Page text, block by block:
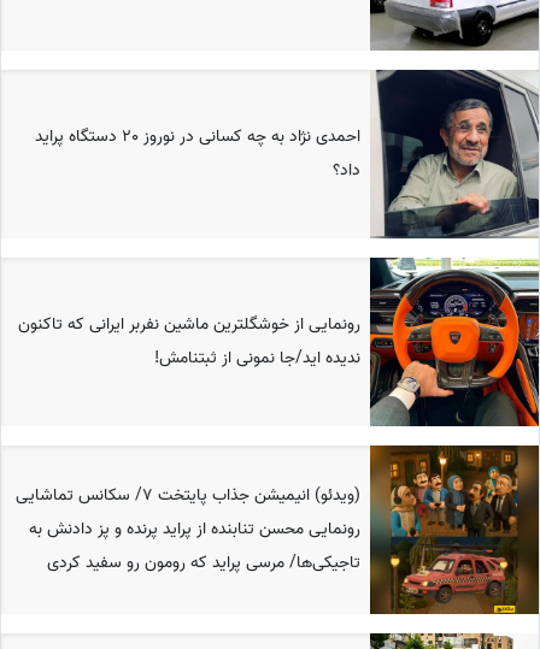
احمدی نژاد به چه کسانی در نوروز 20 دستگاه پراید
داد؟
رونمایی از خوشگلترین ماشین نفربر ایرانی که تاکنون
ندیده اید/جا نمونی از ثبتنامش!
(ویدئو) انیمیشن جذاب پایتخت 7/ سکانس تماشایی
رونمایی محسن تنابنده از پراید پرنده و پز دادنش به
تاجیکی‌ها/ مرسی پراید که رومون رو سفید کردی